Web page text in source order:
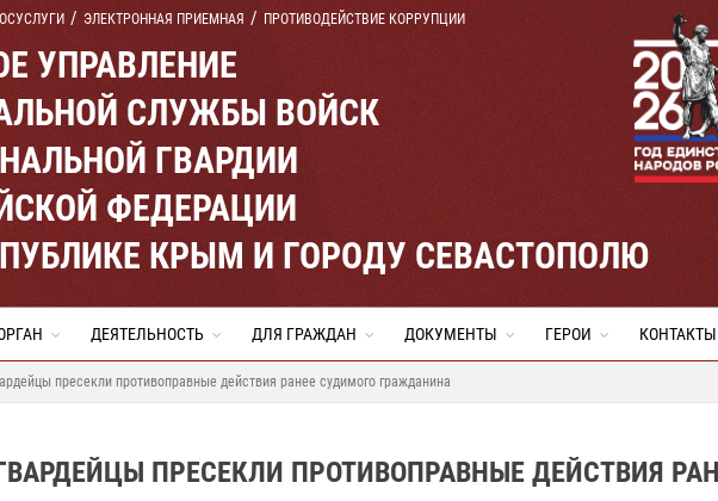
ЭЛЕКТРОННАЯ ПРИЕМНАЯ ПРОТИВОДЕЙСТВИЕ КОРРУПЦИИ
УПРАВЛЕНИЕ
СЛУЖБЫ ВОЙСК
ГВАРДИИ
ФЕДЕРАЦИИ
КРЫМ И ГОРОДУ СЕВАСТОПОЛЮ
ДЕЯТЕЛЬНОСТЬ ДЛЯ ГРАЖДАН ДОКУМЕНТЫ ГЕРОИ КОНТАКТЫ
пресекли противоправные действия ранее судимого гражданина
ПРЕСЕКЛИ ПРОТИВОПРАВНЫЕ ДЕЙСТВИЯ